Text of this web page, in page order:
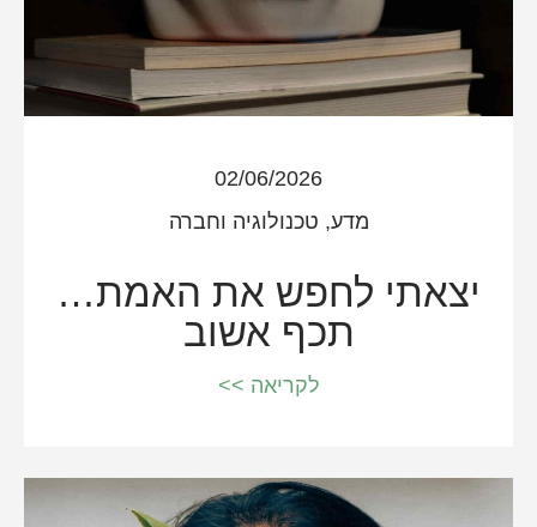
02/06/2026
מדע, טכנולוגיה וחברה
יצאתי לחפש את האמת…
תכף אשוב
לקריאה >>